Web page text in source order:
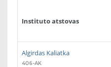
Instituto atstovas
Algirdas Kaliatka
406-AK